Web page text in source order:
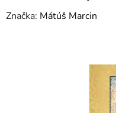
Značka: Mátúš Marcin